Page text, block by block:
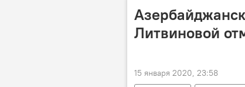
Литвиновой
15 января 2020, 23:58